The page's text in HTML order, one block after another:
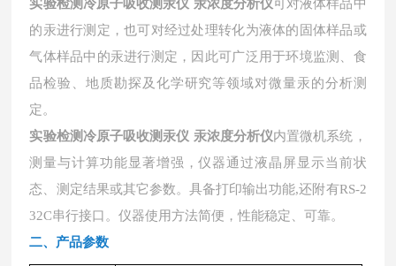
实验检测冷原子吸收测汞仪 汞浓度分析仪可对液体样品中
的汞进行测定，也可对经过处理转化为液体的固体样品或
气体样品中的汞进行测定，因此可广泛用于环境监测、食
品检验、地质勘探及化学研究等领域对微量汞的分析测
定。
实验检测冷原子吸收测汞仪 汞浓度分析仪内置微机系统，
测量与计算功能显著增强，仪器通过液晶屏显示当前状
态、测定结果或其它参数。具备打印输出功能,还附有RS-2
32C串行接口。仪器使用方法简便，性能稳定、可靠。
二、 产品参数